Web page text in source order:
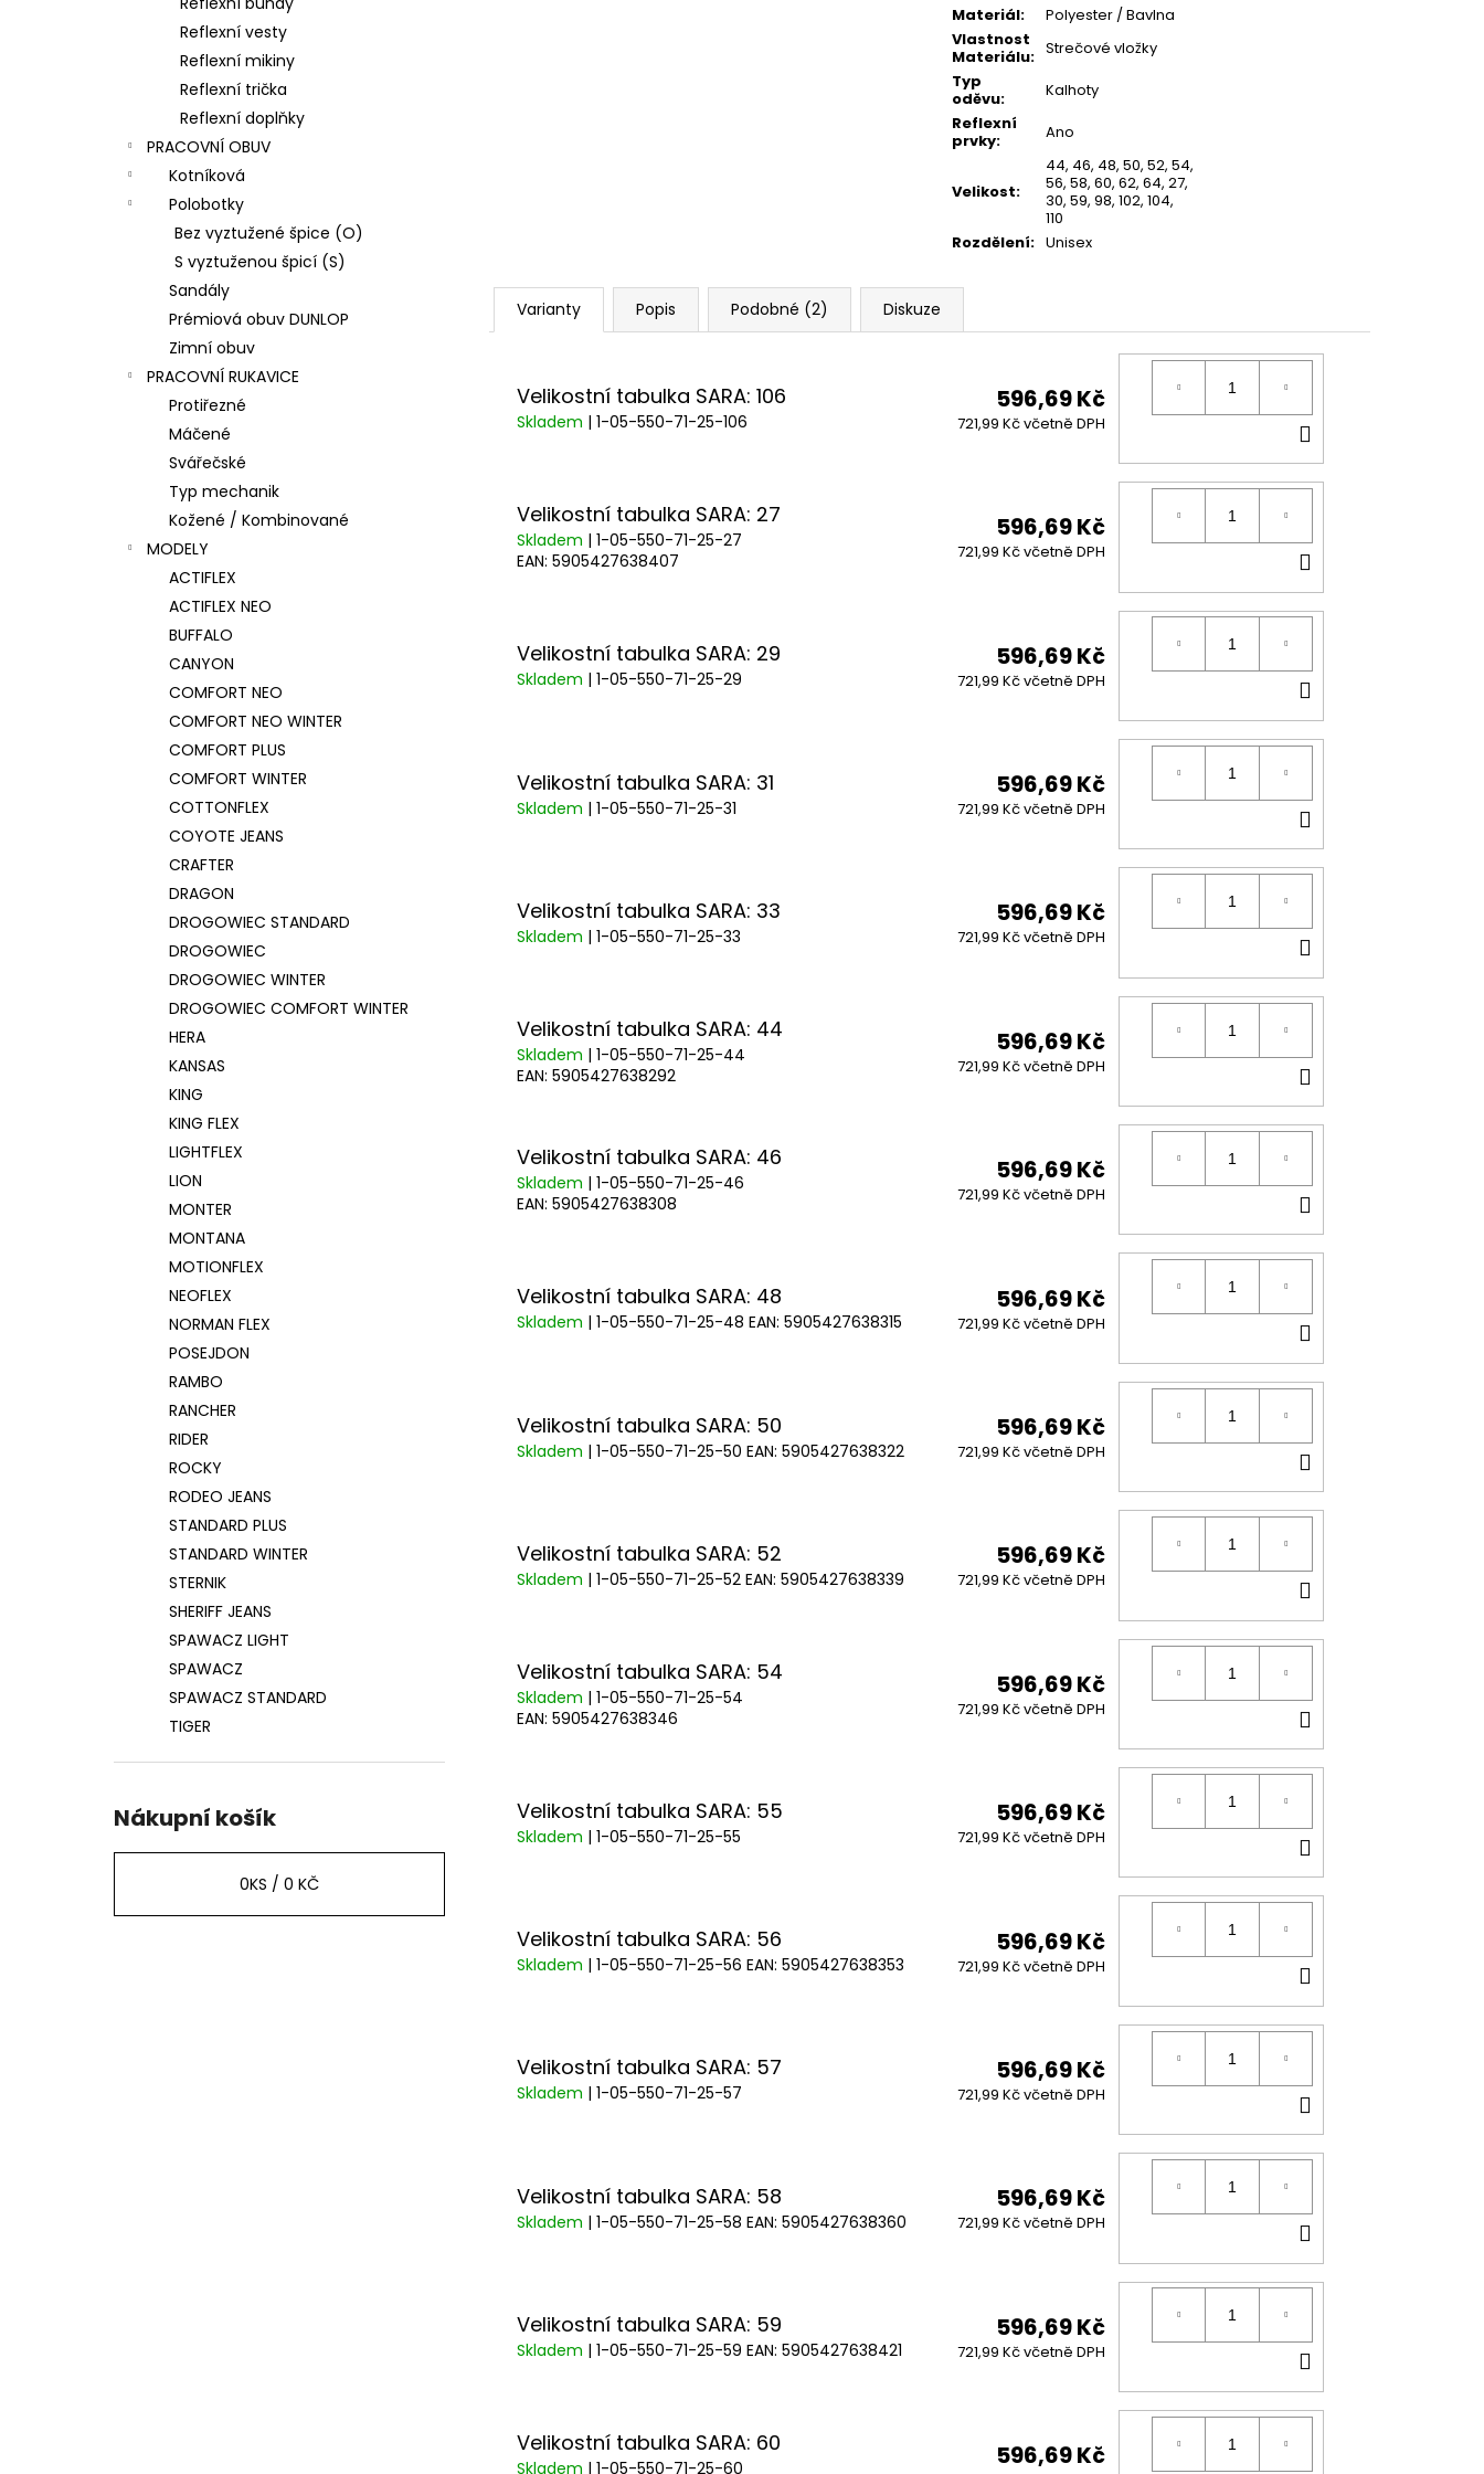
Reflexní vesty
Reflexní mikiny
Reflexní trička
Reflexní doplňky
PRACOVNÍ OBUV
Kotníková
Polobotky
Bez vyztužené špice (O)
S vyztuženou špicí (S)
Sandály
Prémiová obuv DUNLOP
Zimní obuv
PRACOVNÍ RUKAVICE
Protiřezné
Máčené
Svářečské
Typ mechanik
Kožené / Kombinované
MODELY
ACTIFLEX
ACTIFLEX NEO
BUFFALO
CANYON
COMFORT NEO
COMFORT NEO WINTER
COMFORT PLUS
COMFORT WINTER
COTTONFLEX
COYOTE JEANS
CRAFTER
DRAGON
DROGOWIEC STANDARD
DROGOWIEC
DROGOWIEC WINTER
DROGOWIEC COMFORT WINTER
HERA
KANSAS
KING
KING FLEX
LIGHTFLEX
LION
MONTER
MONTANA
MOTIONFLEX
NEOFLEX
NORMAN FLEX
POSEJDON
RAMBO
RANCHER
RIDER
ROCKY
RODEO JEANS
STANDARD PLUS
STANDARD WINTER
STERNIK
SHERIFF JEANS
SPAWACZ LIGHT
SPAWACZ
SPAWACZ STANDARD
TIGER
Nákupní košík
0KS / 0 KČ
Materiál:
Polyester / Bavlna
Vlastnost
Materiálu: Strečové vložky
Typ
oděvu:
Kalhoty
Reflexní
prvky: Ano
Velikost:
44, 46, 48, 50, 52, 54,
56, 58, 60, 62, 64, 27,
30, 59, 98, 102, 104,
110
Rozdělení: Unisex
Varianty Popis Podobné (2) Diskuze
Velikostní tabulka SARA: 106
Skladem | 1-05-550-71-25-106
596,69 Kč
721,99 Kč včetně DPH
KOŠÍKU
Velikostní tabulka SARA: 27
Skladem | 1-05-550-71-25-27
EAN: 5905427638407
596,69 Kč
721,99 Kč včetně DPH
KOŠÍKU
Velikostní tabulka SARA: 29
Skladem | 1-05-550-71-25-29
596,69 Kč
721,99 Kč včetně DPH
KOŠÍKU
Velikostní tabulka SARA: 31
Skladem | 1-05-550-71-25-31
596,69 Kč
721,99 Kč včetně DPH
KOŠÍKU
Velikostní tabulka SARA: 33
Skladem | 1-05-550-71-25-33
596,69 Kč
721,99 Kč včetně DPH
KOŠÍKU
Velikostní tabulka SARA: 44
Skladem | 1-05-550-71-25-44
EAN: 5905427638292
596,69 Kč
721,99 Kč včetně DPH
KOŠÍKU
Velikostní tabulka SARA: 46
Skladem | 1-05-550-71-25-46
EAN: 5905427638308
596,69 Kč
721,99 Kč včetně DPH
KOŠÍKU
Velikostní tabulka SARA: 48
Skladem | 1-05-550-71-25-48 EAN: 5905427638315
596,69 Kč
721,99 Kč včetně DPH
KOŠÍKU
Velikostní tabulka SARA: 50
Skladem | 1-05-550-71-25-50 EAN: 5905427638322
596,69 Kč
721,99 Kč včetně DPH
KOŠÍKU
Velikostní tabulka SARA: 52
Skladem | 1-05-550-71-25-52 EAN: 5905427638339
596,69 Kč
721,99 Kč včetně DPH
KOŠÍKU
Velikostní tabulka SARA: 54
Skladem | 1-05-550-71-25-54
EAN: 5905427638346
596,69 Kč
721,99 Kč včetně DPH
KOŠÍKU
Velikostní tabulka SARA: 55
Skladem | 1-05-550-71-25-55
596,69 Kč
721,99 Kč včetně DPH
KOŠÍKU
Velikostní tabulka SARA: 56
Skladem | 1-05-550-71-25-56 EAN: 5905427638353
596,69 Kč
721,99 Kč včetně DPH
KOŠÍKU
Velikostní tabulka SARA: 57
Skladem | 1-05-550-71-25-57
596,69 Kč
721,99 Kč včetně DPH
KOŠÍKU
Velikostní tabulka SARA: 58
Skladem | 1-05-550-71-25-58 EAN: 5905427638360
596,69 Kč
721,99 Kč včetně DPH
KOŠÍKU
Velikostní tabulka SARA: 59
Skladem | 1-05-550-71-25-59 EAN: 5905427638421
596,69 Kč
721,99 Kč včetně DPH
KOŠÍKU
Velikostní tabulka SARA: 60
Skladem | 1-05-550-71-25-60 596,69 Kč